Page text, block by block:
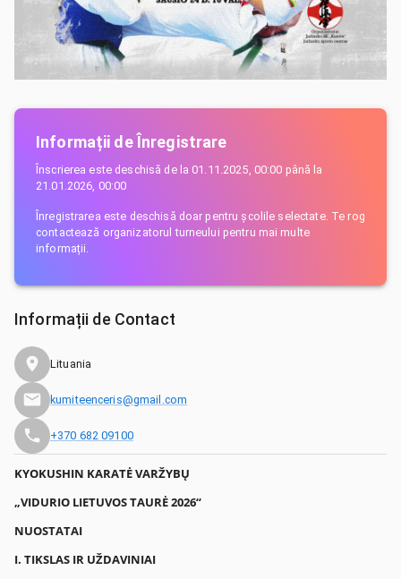
KYOKUSHIN KARATĖ VARŽYBŲ
„VIDURIO LIETUVOS TAURĖ 2026“
NUOSTATAI
I. TIKSLAS IR UŽDAVINIAI
Informații de Înregistrare
Înscrierea este deschisă de la 01.11.2025, 00:00 până la
21.01.2026, 00:00
Înregistrarea este deschisă doar pentru școlile selectate. Te rog
contactează organizatorul turneului pentru mai multe
informații.
Informații de Contact
Lituania
kumiteenceris@gmail.com
+370 682 09100